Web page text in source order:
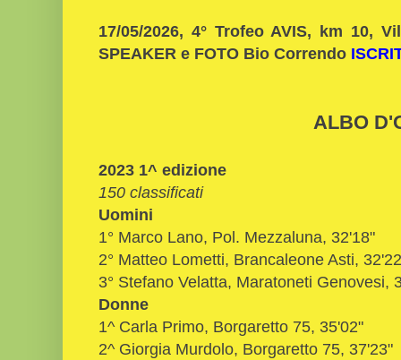
17/05/2026, 4° Trofeo AVIS, km 10,
SPEAKER e FOTO Bio Correndo
ALBO
2023 1^ edizione
150 classificati
Uomini
1° Marco Lano, Pol. Mezzaluna, 32'18"
2° Matteo Lometti, Brancaleone Asti,
3° Stefano Velatta, Maratoneti Genovesi,
Donne
1^ Carla Primo, Borgaretto 75, 35'02"
2^ Giorgia Murdolo, Borgaretto 75, 37'23"